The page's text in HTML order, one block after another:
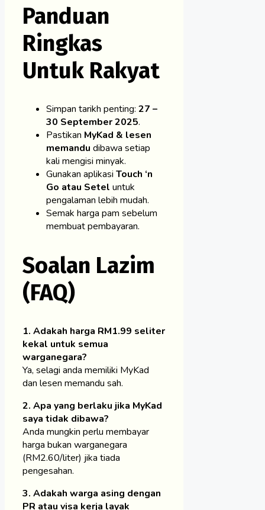
Panduan
Ringkas
Untuk Rakyat
Simpan tarikh penting: 27 –
30 September 2025.
Pastikan MyKad & lesen
memandu dibawa setiap
kali mengisi minyak.
Gunakan aplikasi Touch ‘n
Go atau Setel untuk
pengalaman lebih mudah.
Semak harga pam sebelum
membuat pembayaran.
Soalan Lazim
(FAQ)
1. Adakah harga RM1.99 seliter
kekal untuk semua
warganegara?
Ya, selagi anda memiliki MyKad
dan lesen memandu sah.
2. Apa yang berlaku jika MyKad
saya tidak dibawa?
Anda mungkin perlu membayar
harga bukan warganegara
(RM2.60/liter) jika tiada
pengesahan.
3. Adakah warga asing dengan
PR atau visa kerja layak